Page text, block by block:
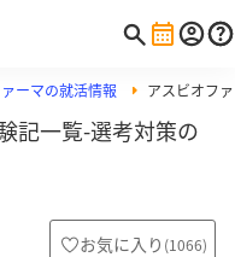
ーマの就活情報 アスビオフ
記一覧-選考対策の
お気に入り (1066)